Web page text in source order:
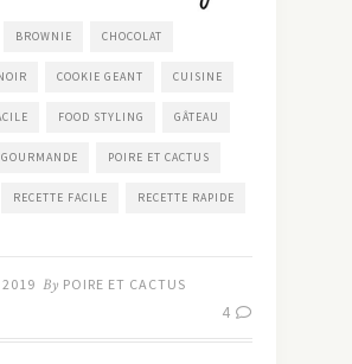
BROWNIE CHOCOLAT
COOKIE GEANT CUISINE
FOOD STYLING GÂTEAU
POIRE ET CACTUS
RECETTE FACILE RECETTE RAPIDE
By POIRE ET CACTUS
4